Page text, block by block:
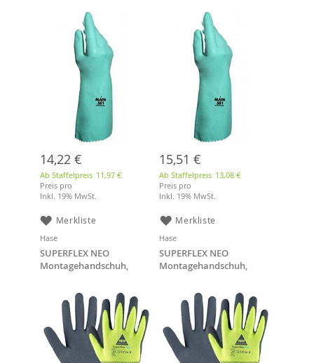
14,22 €
Ab Staffelpreis 11,97 €
Preis pro
Inkl. 19% MwSt.
Merkliste
15,51 €
Ab Staffelpreis 13,08 €
Preis pro
Inkl. 19% MwSt.
Merkliste
Hase
SUPERFLEX NEO
Montagehandschuh,
neon-grün/grau, Größe 10
Hase
SUPERFLEX NEO
Montagehandschuh,
neon-grün/grau, Größe 11